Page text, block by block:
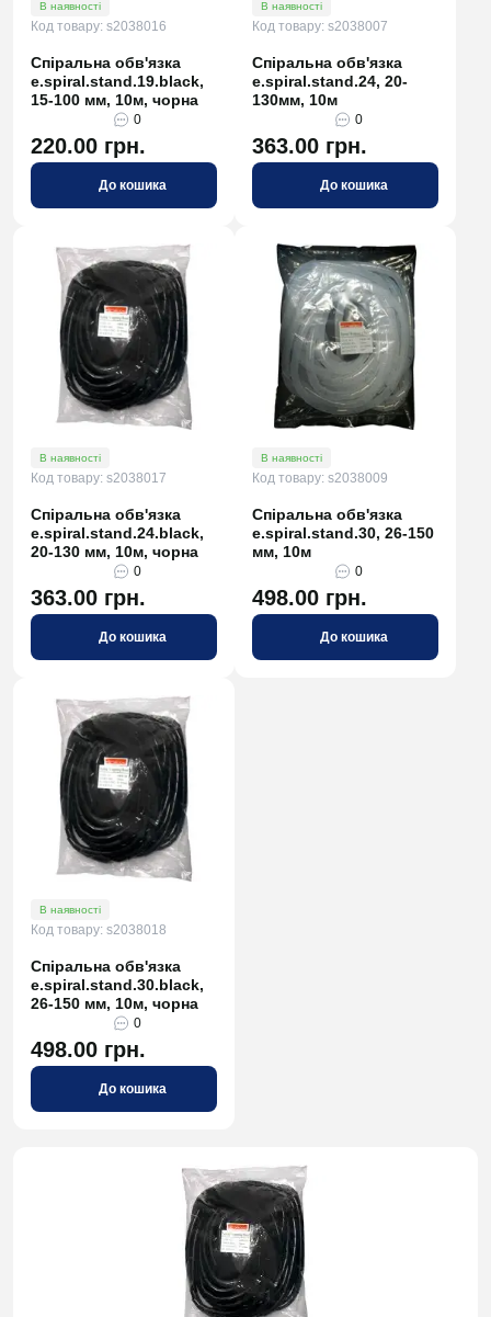
В наявності
Код товару: s2038016
Спіральна обв'язка
e.spiral.stand.19.black,
15-100 мм, 10м, чорна
0
220.00 грн.
До кошика
В наявності
Код товару: s2038007
Спіральна обв'язка
e.spiral.stand.24, 20-
130мм, 10м
0
363.00 грн.
До кошика
В наявності
Код товару: s2038017
Спіральна обв'язка
e.spiral.stand.24.black,
20-130 мм, 10м, чорна
0
363.00 грн.
До кошика
В наявності
Код товару: s2038009
Спіральна обв'язка
e.spiral.stand.30, 26-150
мм, 10м
0
498.00 грн.
До кошика
В наявності
Код товару: s2038018
Спіральна обв'язка
e.spiral.stand.30.black,
26-150 мм, 10м, чорна
0
498.00 грн.
До кошика